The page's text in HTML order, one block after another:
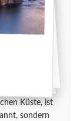
Küste, ist
sondern